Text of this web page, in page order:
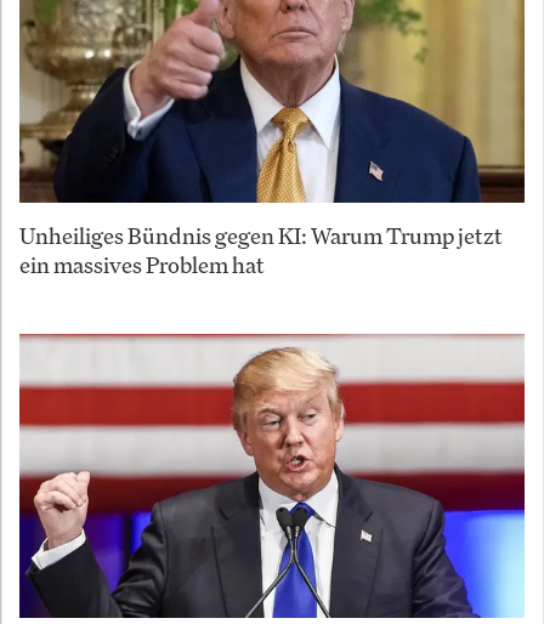
Unheiliges Bündnis gegen KI: Warum Trump jetzt
ein massives Problem hat